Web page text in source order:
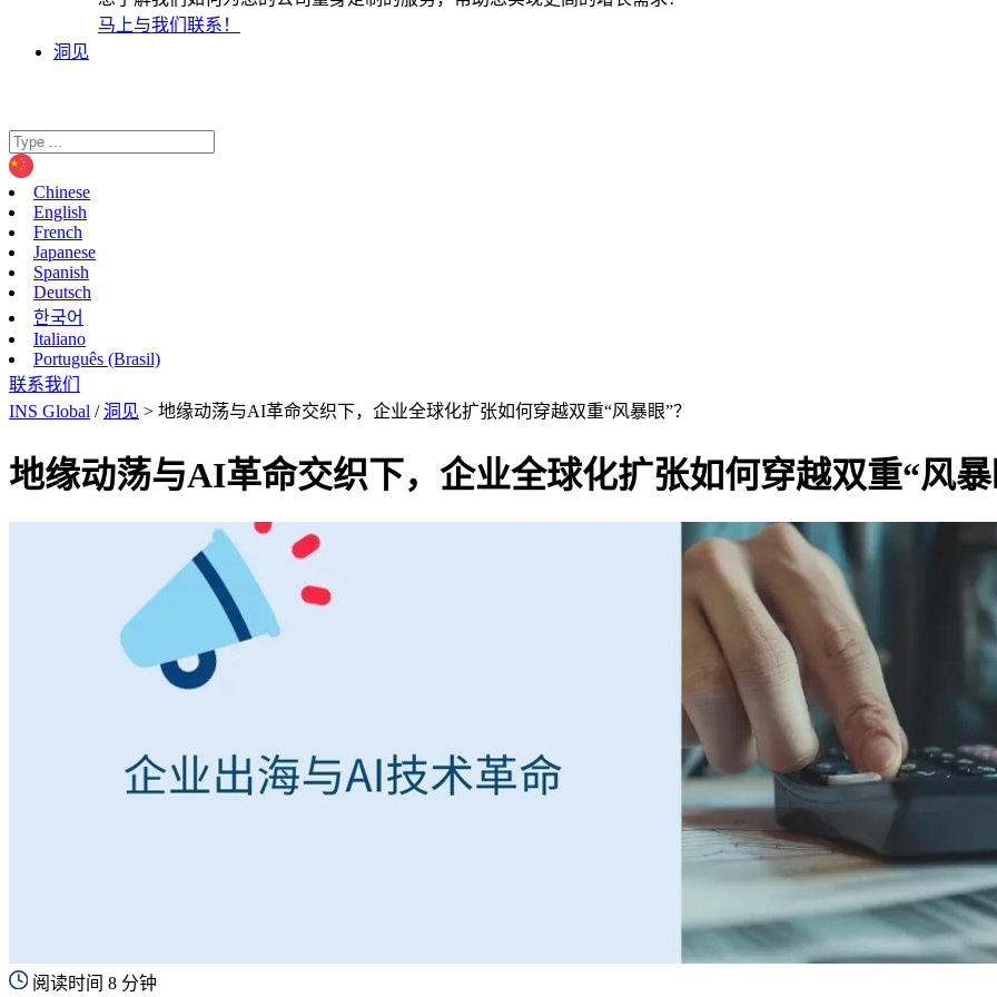
马上与我们联系！
洞见
Chinese
English
French
Japanese
Spanish
Deutsch
한국어
Italiano
Português (Brasil)
联系我们
INS Global /洞见 > 地缘动荡与AI革命交织下，企业全球化扩张如何穿越双重“风暴眼”？
地缘动荡与AI革命交织下，企业全球化扩张如何穿越双重“风
阅读时间 8 分钟